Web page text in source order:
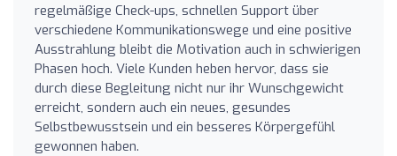
regelmäßige Check-ups, schnellen Support über
verschiedene Kommunikationswege und eine positive
Ausstrahlung bleibt die Motivation auch in schwierigen
Phasen hoch. Viele Kunden heben hervor, dass sie
durch diese Begleitung nicht nur ihr Wunschgewicht
erreicht, sondern auch ein neues, gesundes
Selbstbewusstsein und ein besseres Körpergefühl
gewonnen haben.